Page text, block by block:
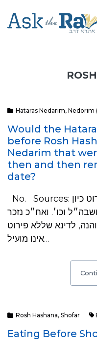
Hataras Nedarim, Nedorim
Would the
before Rosh
Nedarim that
then and then
date?
No. Sources: צל״ע במי שהתיר נדר ללא פירוט כיון
וכו׳. ואח״כ נזכר
לדינא שללא פירוט
אינו מועיל…
Rosh Hashana, Shofar
Eating Before